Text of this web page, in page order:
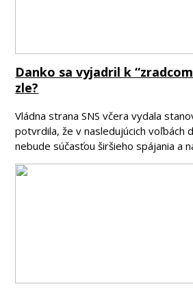
Danko sa vyjadril k
zle?
Vládna strana SNS včera vydala
potvrdila, že v nasledujúcich voľbách
nebude súčasťou širšieho spájania a